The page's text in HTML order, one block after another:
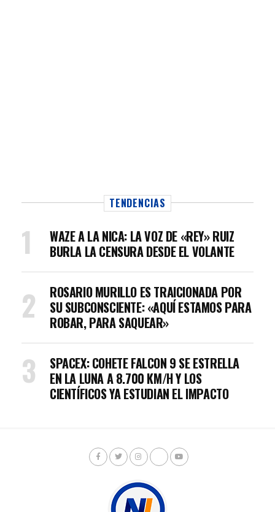
TENDENCIAS
WAZE A LA NICA: LA VOZ DE «REY» RUIZ
BURLA LA CENSURA DESDE EL VOLANTE
ROSARIO MURILLO ES TRAICIONADA POR
SU SUBCONSCIENTE: «AQUÍ ESTAMOS PARA
ROBAR, PARA SAQUEAR»
SPACEX: COHETE FALCON 9 SE ESTRELLA
EN LA LUNA A 8.700 KM/H Y LOS
CIENTÍFICOS YA ESTUDIAN EL IMPACTO